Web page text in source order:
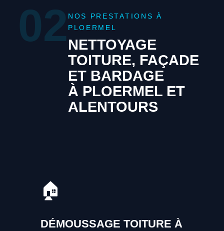
02 NOS PRESTATIONS À
PLOERMEL
NETTOYAGE
TOITURE, FAÇADE
ET BARDAGE
À PLOERMEL ET
ALENTOURS
🏠
DÉMOUSSAGE TOITURE À